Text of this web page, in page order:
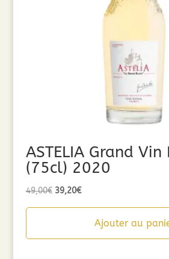
ASTELIA Grand Vin
(75cl) 2020
49,00€ Le
39,20€Le
actuelAjouter au